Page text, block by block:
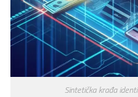
Sintetička krađa